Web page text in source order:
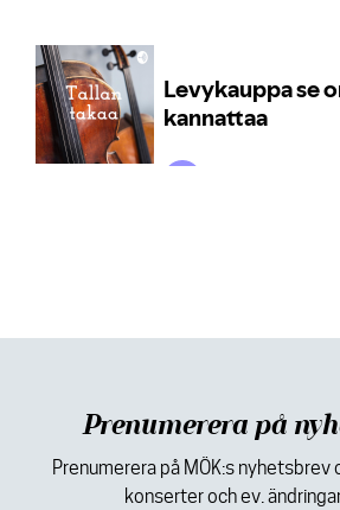
Prenumerera på
Prenumerera på MÖK:s nyhetsbrev
konserter och ev.